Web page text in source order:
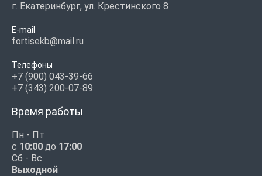
г. Екатеринбург, ул. Крестинского 8
E-mail
fortisekb@mail.ru
Телефоны
+7 (900) 043-39-66
+7 (343) 200-07-89
Время работы
Пн - Пт
с 10:00 до 17:00
Сб - Вс
Выходной